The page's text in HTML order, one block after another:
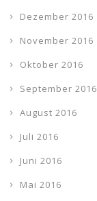
Dezember 2016
November 2016
Oktober 2016
September 2016
August 2016
Juli 2016
Juni 2016
Mai 2016